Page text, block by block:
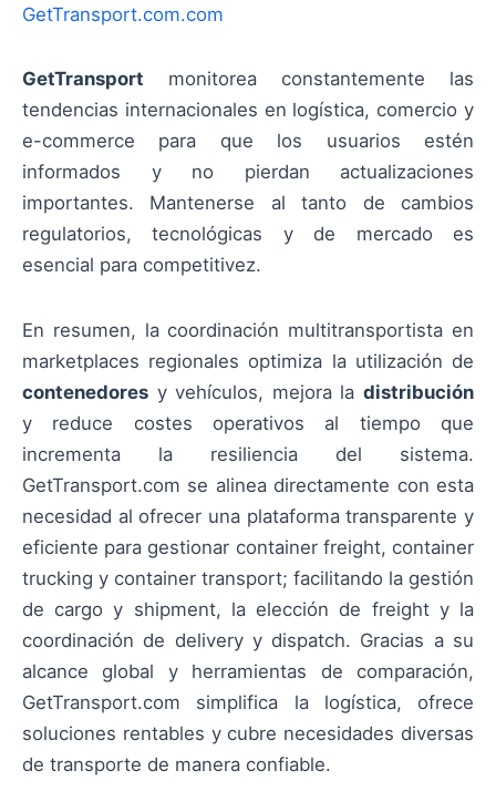
GetTransport.com.com
GetTransport monitorea constantemente las
tendencias internacionales en logística, comercio y
e-commerce para que los usuarios estén
informados y no pierdan actualizaciones
importantes. Mantenerse al tanto de cambios
regulatorios, tecnológicas y de mercado es
esencial para competitivez.
En resumen, la coordinación multitransportista en
marketplaces regionales optimiza la utilización de
contenedores y vehículos, mejora la distribución
y reduce costes operativos al tiempo que
incrementa la resiliencia del sistema.
GetTransport.com se alinea directamente con esta
necesidad al ofrecer una plataforma transparente y
eficiente para gestionar container freight, container
trucking y container transport; facilitando la gestión
de cargo y shipment, la elección de freight y la
coordinación de delivery y dispatch. Gracias a su
alcance global y herramientas de comparación,
GetTransport.com simplifica la logística, ofrece
soluciones rentables y cubre necesidades diversas
de transporte de manera confiable.